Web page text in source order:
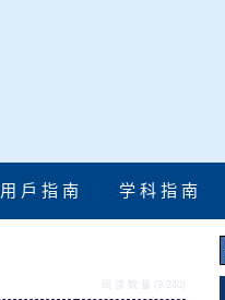
用 戶 指 南 学 科 指 南
阅 读 数 量 (9,240)